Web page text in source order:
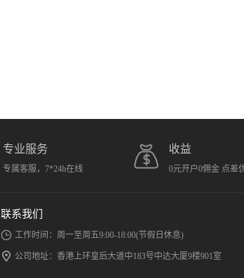
专业服务
专属客服，7*24h在线
收益
0元开户0佣金 点差
联系我们
工作时间：周一至周五9:00-18:00(节假日休息)
公司地址：香港上环皇后大道中183号中达大厦9楼901室